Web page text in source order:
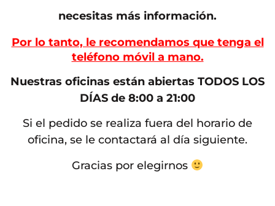
necesitas más información.
Por lo tanto, le recomendamos que tenga el
teléfono móvil a mano.
Nuestras oficinas están abiertas TODOS LOS
DÍAS de 8:00 a 21:00
Si el pedido se realiza fuera del horario de
oficina, se le contactará al día siguiente.
Gracias por elegirnos